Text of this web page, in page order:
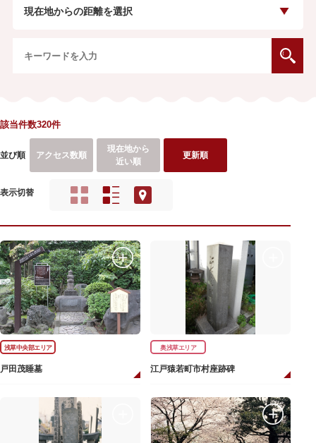
現在地からの距離を選択
該当件数320件
並び順 アクセス数順
現在地から
近い順
更新順
表示切替
浅草中央部エリア
戸田茂睡墓
奥浅草エリア
江戸猿若町市村座跡碑